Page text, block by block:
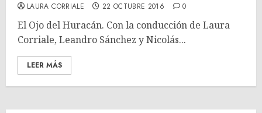
LAURA CORRIALE 22 OCTUBRE 2016 0
El Ojo del Huracán. Con la conducción de Laura
Corriale, Leandro Sánchez y Nicolás...
LEER MÁS